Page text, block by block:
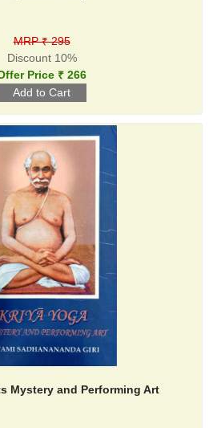
MRP ₹ 295
Discount 10%
Price ₹ 266
Mystery and Performing Art